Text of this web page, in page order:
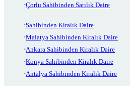
Çorlu Sahibinden Satılık Daire
Sahibinden Kiralık Daire
Malatya Sahibinden Kiralık Daire
Ankara Sahibinden Kiralık Daire
Konya Sahibinden Kiralık Daire
Antalya Sahibinden Kiralık Daire